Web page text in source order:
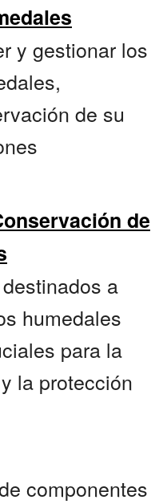
y gestionar los
de su
de
a
humedales
para la
la protección
componentes